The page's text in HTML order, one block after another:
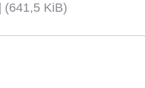
(641,5 KiB)